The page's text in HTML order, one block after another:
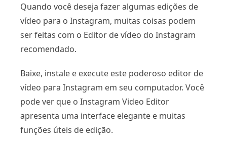
Quando você deseja fazer algumas edições de
vídeo para o Instagram, muitas coisas podem
ser feitas com o Editor de vídeo do Instagram
recomendado.
Baixe, instale e execute este poderoso editor de
vídeo para Instagram em seu computador. Você
pode ver que o Instagram Video Editor
apresenta uma interface elegante e muitas
funções úteis de edição.